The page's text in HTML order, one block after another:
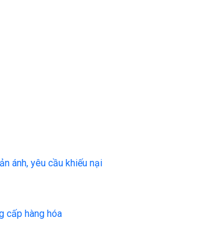
ánh, yêu cầu khiếu nại
cấp hàng hóa